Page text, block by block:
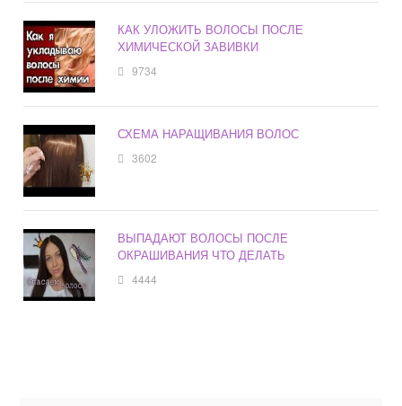
КАК УЛОЖИТЬ ВОЛОСЫ ПОСЛЕ
ХИМИЧЕСКОЙ ЗАВИВКИ
9734
СХЕМА НАРАЩИВАНИЯ ВОЛОС
3602
ВЫПАДАЮТ ВОЛОСЫ ПОСЛЕ
ОКРАШИВАНИЯ ЧТО ДЕЛАТЬ
4444